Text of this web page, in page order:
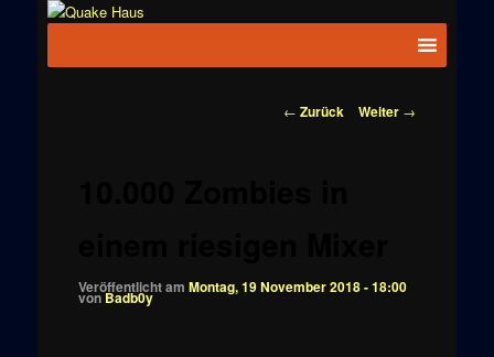
News zu
Beitragsnavigation
← Zurück Weiter →
Veröffentlicht am Montag, 19 November 2018 - 18:00
vonBadb0y